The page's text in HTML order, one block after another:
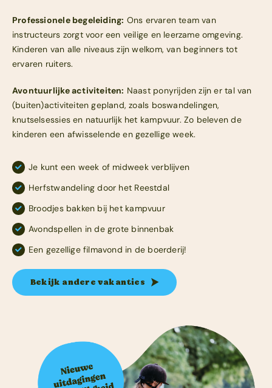
Professionele begeleiding: Ons ervaren team van
instructeurs zorgt voor een veilige en leerzame omgeving.
Kinderen van alle niveaus zijn welkom, van beginners tot
ervaren ruiters.
Avontuurlijke activiteiten: Naast ponyrijden zijn er tal van
(buiten)activiteiten gepland, zoals boswandelingen,
knutselsessies en natuurlijk het kampvuur. Zo beleven de
kinderen een afwisselende en gezellige week.
Je kunt een week of midweek verblijven
Herfstwandeling door het Reestdal
Broodjes bakken bij het kampvuur
Avondspellen in de grote binnenbak
Een gezellige filmavond in de boerderij!
Bekijk andere vakanties